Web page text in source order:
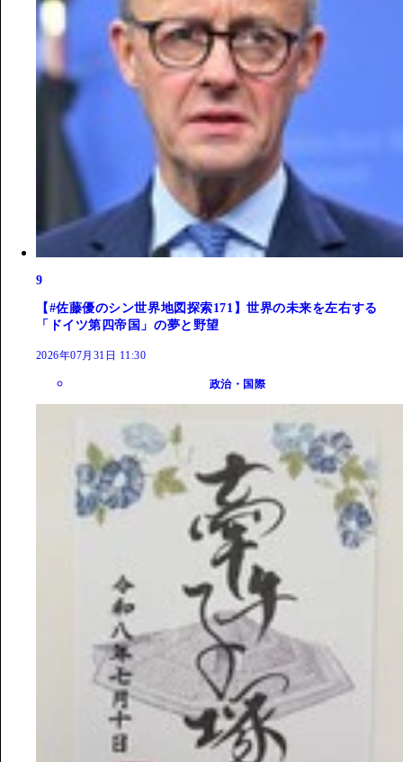
9
【#佐藤優のシン世界地図探索171】世界の未来を左右する
「ドイツ第四帝国」の夢と野望
2026年07月31日 11:30
政治・国際